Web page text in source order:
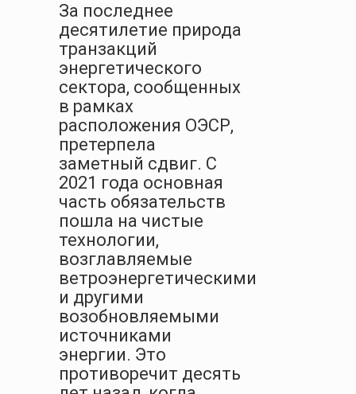
За последнее
десятилетие природа
транзакций
энергетического
сектора, сообщенных
в рамках
расположения ОЭСР,
претерпела
заметный сдвиг. С
2021 года основная
часть обязательств
пошла на чистые
технологии,
возглавляемые
ветроэнергетическими
и другими
возобновляемыми
источниками
энергии. Это
противоречит десять